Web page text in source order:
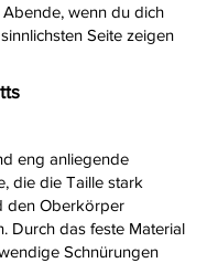
wenn du dich
Seite zeigen
eng anliegende
die die Taille stark
den Oberkörper
Durch das feste Material
Schnürungen